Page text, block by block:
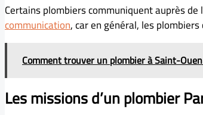
Certains plombiers communiquent auprès
communication, car en général, les
Comment trouver un plombier à Saint-
Les missions d’un plombier